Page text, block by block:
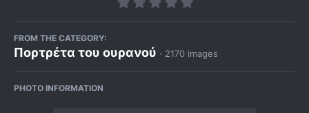
FROM THE CATEGORY:
Πορτρέτα του ουρανού · 2170 images
PHOTO INFORMATION